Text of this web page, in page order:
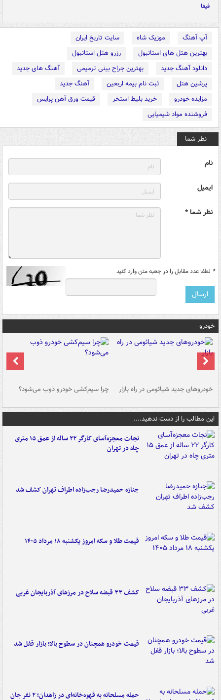
فیفا
آپ آهنگ موزیک شاه
سایت تاریخ ایران
بهترین هتل های استانبول
رزرو هتل استانبول
دانلود آهنگ جدید
بهترین جراح بینی ترمیمی
آهنگ های جدید
پرشین هتل
ثبت نام بیمه اربعین
آهنگ جدید
مزایده خودرو
خرید بلیط استخر
قیمت ورق آهن پرایس
فروشنده مواد شیمیایی
نظر شما
نام
ایمیل
نظر شما *
* لطفا عدد مقابل را در جعبه متن وارد کنید
خودرو
خودروهای جدید شیائومی در راه بازار چرا سیم‌کشی خودرو ذوب می‌شود؟
این مطالب را از دست ندهید....
نجات معجزه‌آسای کارگر ۲۲ ساله از عمق ۱۵ متری
چاه در تهران
جنازه حمیدرضا رجب‌زاده اطراف تهران کشف شد
قیمت طلا و سکه امروز یکشنبه ۱۸ مرداد ۱۴۰۵
کشف ۳۳ قبضه سلاح در مرزهای آذربایجان غربی
قیمت خودرو همچنان در سطوح بالا؛ بازار قفل شد
حمله مسلحانه به قهوه‌خانه‌ای در زاهدان؛ ۲ نفر جان